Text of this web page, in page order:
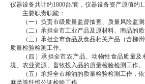
仪器设备共计约1800台/套，仪器设备资产原值约
主要职责职能：
（一）负责市级质量监督抽查、质量风险监
（二）承担全市工业产品及原材料、商品的
（三）承担全市食品及食品相关产品（含柳
质量检验检测工作。
（四）承担全市农产品、动物性食品质量
境、农业资源、畜牧投入品的质量检验检测工作。
（五）承担全市粮油的质量检验检测工作，
麻类等纤维公证检验工作。